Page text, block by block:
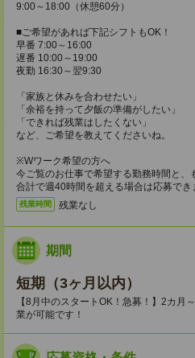
9:00～18:00（休憩60分）
■ご希望があれば下記シフトもOK！
早番 7:00～16:00
遅番 10:00～19:00
夜勤 16:30～翌9:30
「家族と休みを合わせたい」
「余裕を持って夕飯の準備がしたい」
「できれば残業はしたくない」
など、ご希望を教えてくださいね。
※Wワーク希望の方へ
今ご覧のお仕事で希望する勤務時間と、
合計で週40時間を超える場合は応募でき
残業時間 残業なし
期間
短期（3ヶ月以内）
【8月中のスタートOK！急募！】2カ
業が可能です！